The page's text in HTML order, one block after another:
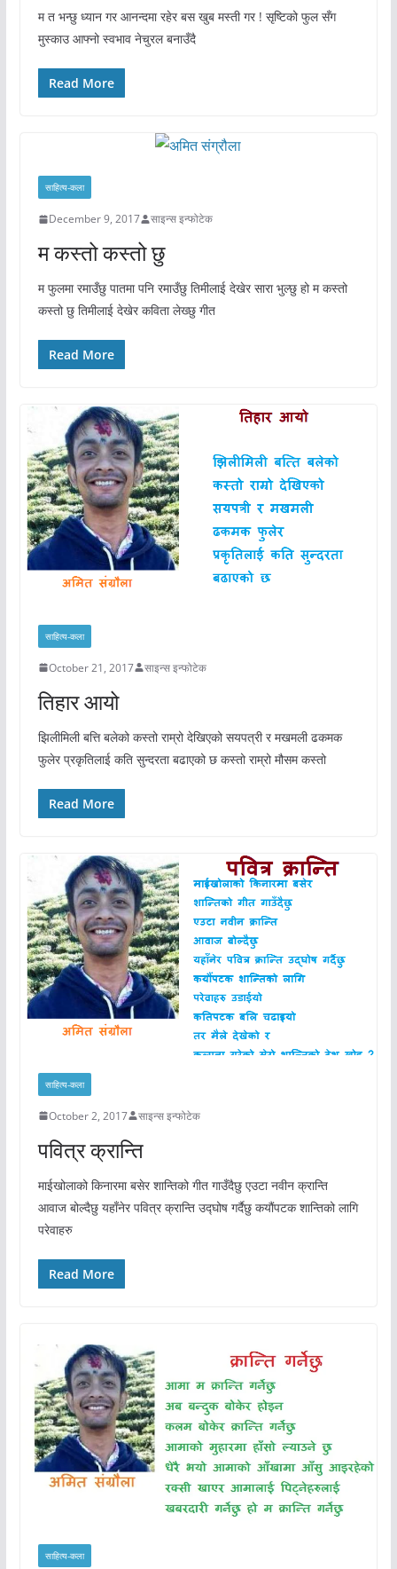
म त भन्छु ध्यान गर आनन्दमा रहेर बस खुब मस्ती गर ! सृष्टिको फुल सँग
मुस्काउ आफ्नो स्वभाव नेचुरल बनाउँदै
Read More
साहित्य-कला
December 9, 2017 साइन्स इन्फोटेक
म कस्तो कस्तो छु
म फुलमा रमाउँछु पातमा पनि रमाउँछु तिमीलाई देखेर सारा भुल्छु हो म कस्तो
कस्तो छु तिमीलाई देखेर कविता लेख्छु गीत
Read More
साहित्य-कला
October 21, 2017 साइन्स इन्फोटेक
तिहार आयो
झिलीमिली बत्ति बलेको कस्तो राम्रो देखिएको सयपत्री र मखमली ढकमक
फुलेर प्रकृतिलाई कति सुन्दरता बढाएको छ कस्तो राम्रो मौसम कस्तो
Read More
साहित्य-कला
October 2, 2017 साइन्स इन्फोटेक
पवित्र क्रान्ति
माईखोलाको किनारमा बसेर शान्तिको गीत गाउँदैछु एउटा नवीन क्रान्ति
आवाज बोल्दैछु यहाँनेर पवित्र क्रान्ति उद्घोष गर्दैछु कयौंपटक शान्तिको लागि
परेवाहरु
Read More
साहित्य-कला